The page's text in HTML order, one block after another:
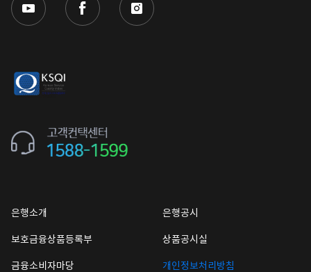
은행소개 은행공시
보호금융상품등록부 상품공시실
금융소비자마당 개인정보처리방침